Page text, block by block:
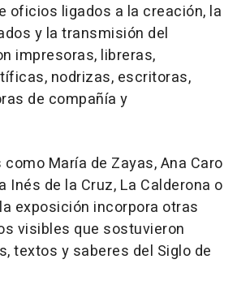
oficios ligados a la creación, la
y la transmisión del
impresoras, libreras,
nodrizas, escritoras,
de compañía y
María de Zayas, Ana Caro
Inés de la Cruz, La Calderona o
exposición incorpora otras
visibles que sostuvieron
textos y saberes del Siglo de